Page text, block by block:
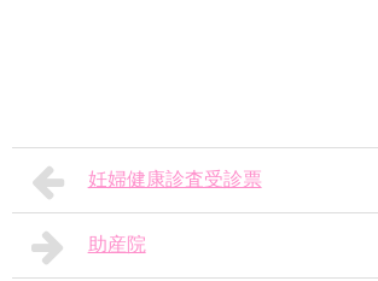
妊婦健康診査受診票
助産院